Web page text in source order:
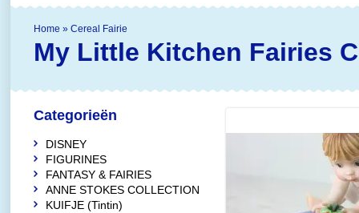
Home » Cereal Fairie
My Little Kitchen Fairies
Categorieën
DISNEY
FIGURINES
FANTASY & FAIRIES
ANNE STOKES COLLECTION
KUIFJE (Tintin)